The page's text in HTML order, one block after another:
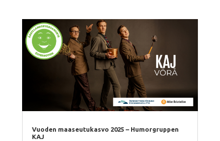
Vuoden maaseutukasvo 2025 – Humorgruppen
KAJ